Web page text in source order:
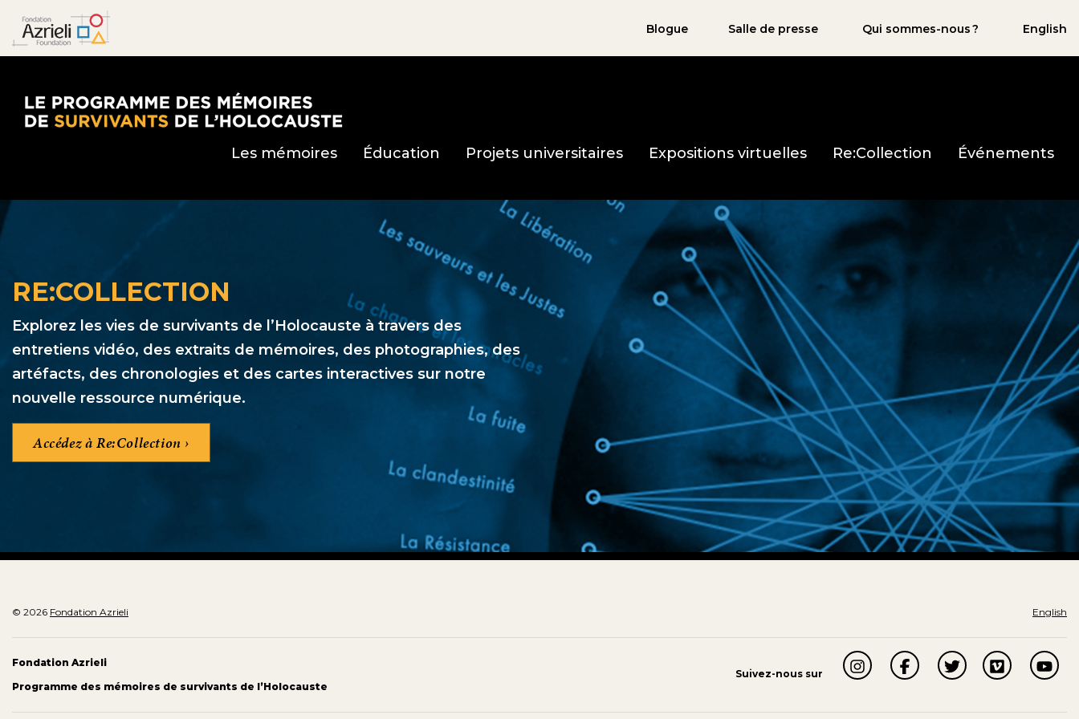
Blogue Salle de presse Qui sommes-nous ? English
Le Programme des mémoires de survivants de l’holocauste page d'accueil
Les mémoires Éducation Projets universitaires Expositions virtuelles Re:Collection Événements
RE:COLLECTION
Explorez les vies de survivants de l’Holocauste à travers des
entretiens vidéo, des extraits de mémoires, des photographies, des
artéfacts, des chronologies et des cartes interactives sur notre
nouvelle ressource numérique.
Accédez à Re:Collection
© 2026 Fondation Azrieli English
Fondation Azrieli
Programme des mémoires de survivants de l’Holocauste
Suivez-nous sur